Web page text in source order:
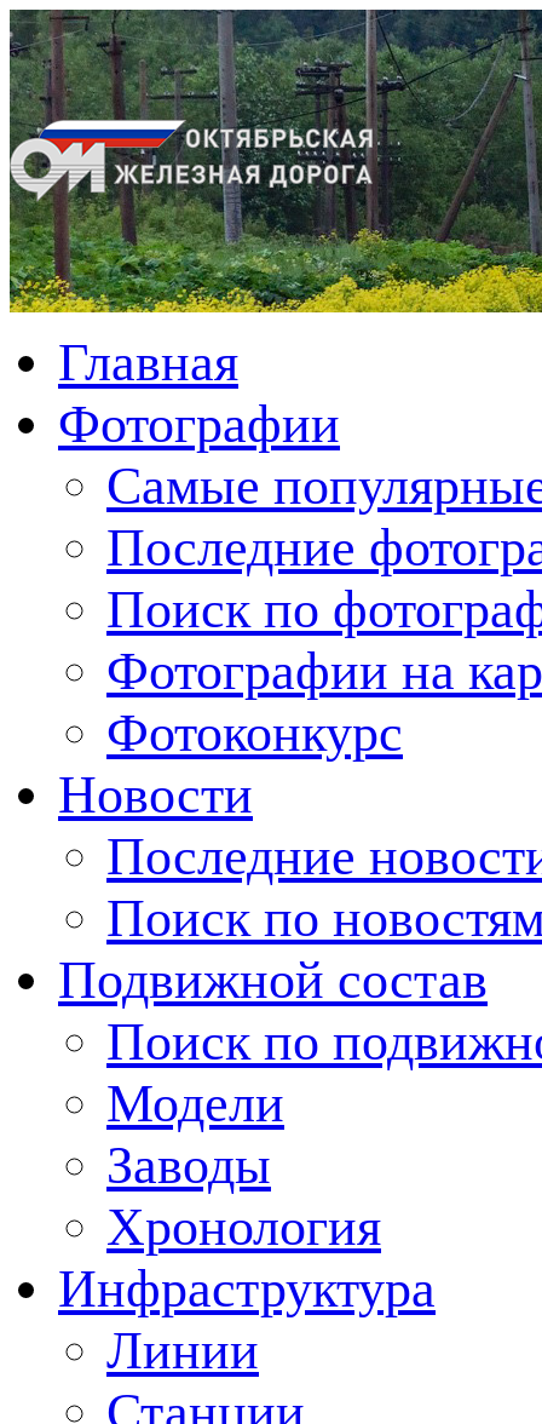
Главная
Фотографии
Cамые
Последние
Поиск по
Фотографии на
Фотоконкурс
Новости
Последние
Поиск по
Подвижной состав
Поиск по
Модели
Заводы
Хронология
Инфраструктура
Линии